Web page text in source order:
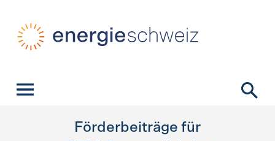
Förderbeiträge für